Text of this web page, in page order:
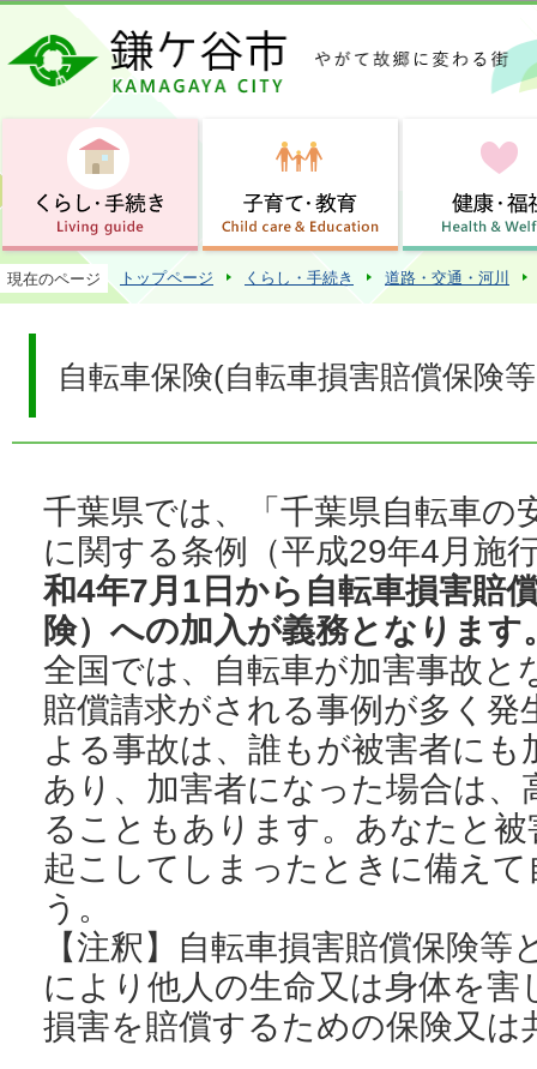
この
現在のページ トップページ くらし・手続き 道路・交通・河川
自転車保険(自転車損害賠償保険
千葉県では、「千葉県自転車の
に関する条例（平成29年4月施
和4年7月1日から自転車損害賠
険）への加入が義務となります
全国では、自転車が加害事故と
賠償請求がされる事例が多く
よる事故は、誰もが被害者に
あり、加害者になった場合は、
ることもあります。あなたと
起こしてしまったときに備え
う。
【注釈】自転車損害賠償保険
により他人の生命又は身体を
損害を賠償するための保険又